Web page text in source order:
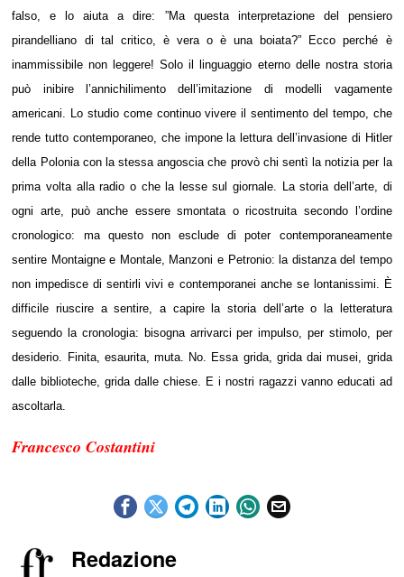
falso, e lo aiuta a dire: ”Ma questa interpretazione del pensiero
pirandelliano di tal critico, è vera o è una boiata?” Ecco perché è
inammissibile non leggere! Solo il linguaggio eterno delle nostra storia
può inibire l’annichilimento dell’imitazione di modelli vagamente
americani. Lo studio come continuo vivere il sentimento del tempo, che
rende tutto contemporaneo, che impone la lettura dell’invasione di Hitler
della Polonia con la stessa angoscia che provò chi sentì la notizia per la
prima volta alla radio o che la lesse sul giornale. La storia dell’arte, di
ogni arte, può anche essere smontata o ricostruita secondo l’ordine
cronologico: ma questo non esclude di poter contemporaneamente
sentire Montaigne e Montale, Manzoni e Petronio: la distanza del tempo
non impedisce di sentirli vivi e contemporanei anche se lontanissimi. È
difficile riuscire a sentire, a capire la storia dell’arte o la letteratura
seguendo la cronologia: bisogna arrivarci per impulso, per stimolo, per
desiderio. Finita, esaurita, muta. No. Essa grida, grida dai musei, grida
dalle biblioteche, grida dalle chiese. E i nostri ragazzi vanno educati ad
ascoltarla.
Francesco Costantini
Redazione